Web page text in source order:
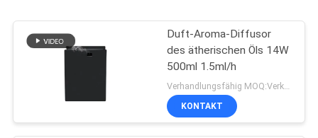
Duft-Aroma-Diffusor
des ätherischen Öls 14W
500ml 1.5ml/h
KONTAKT